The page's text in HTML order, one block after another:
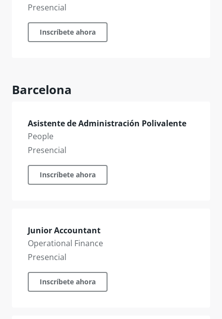
Presencial
Inscríbete ahora
Barcelona
Asistente de Administración Polivalente
People
Presencial
Inscríbete ahora
Junior Accountant
Operational Finance
Presencial
Inscríbete ahora